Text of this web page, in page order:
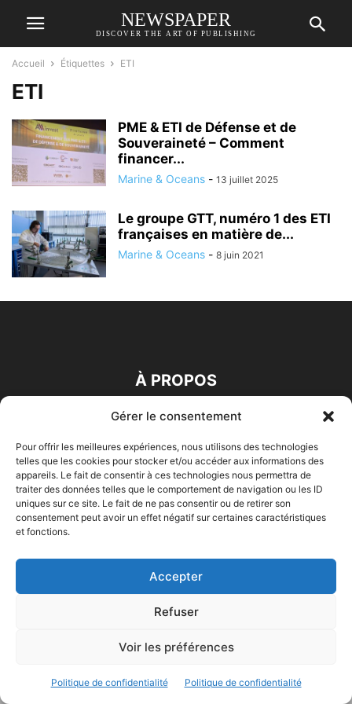
Gérer le consentement
Pour offrir les meilleures expériences, nous utilisons des technologies
telles que les cookies pour stocker et/ou accéder aux informations des
appareils. Le fait de consentir à ces technologies nous permettra de
traiter des données telles que le comportement de navigation ou les ID
uniques sur ce site. Le fait de ne pas consentir ou de retirer son
consentement peut avoir un effet négatif sur certaines caractéristiques
et fonctions.
Accepter
Refuser
Voir les préférences
Politique de confidentialité Politique de confidentialité
NEWSPAPER
DISCOVER THE ART OF PUBLISHING
Accueil Étiquettes ETI
ETI
PME & ETI de Défense et de
Souveraineté – Comment
financer...
Marine & Oceans - 13 juillet 2025
Le groupe GTT, numéro 1 des ETI
françaises en matière de...
Marine & Oceans - 8 juin 2021
À PROPOS
SUIVEZ NOUS
© 2023 - Marine & Océans